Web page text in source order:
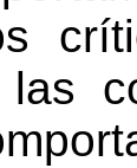
las